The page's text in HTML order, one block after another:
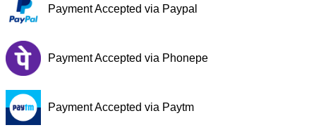
Payment Accepted via Paypal
Payment Accepted via Phonepe
Payment Accepted via Paytm